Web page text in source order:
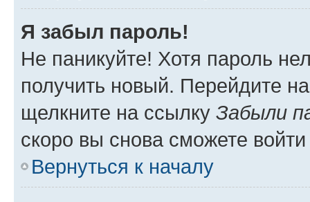
Я забыл пароль!
Не паникуйте! Хотя пароль
получить новый. Перейдите
щелкните на ссылку Забыли
скоро вы снова сможете
Вернуться к началу